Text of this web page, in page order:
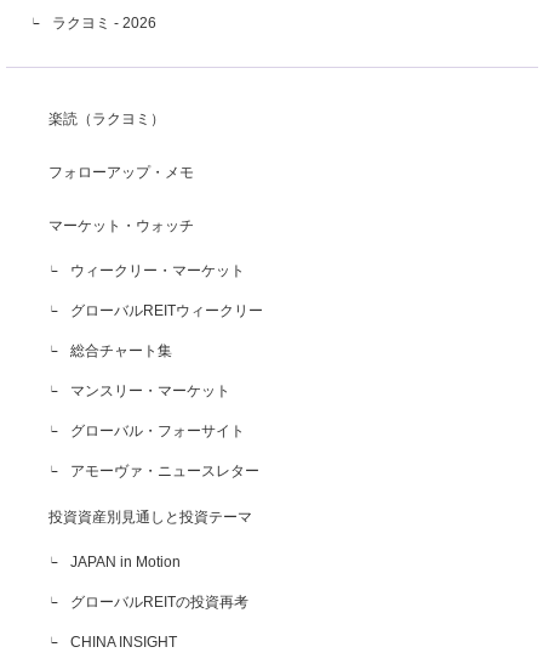
ラクヨミ - 2026
楽読（ラクヨミ）
フォローアップ・メモ
マーケット・ウォッチ
ウィークリー・マーケット
グローバルREITウィークリー
総合チャート集
マンスリー・マーケット
グローバル・フォーサイト
アモーヴァ・ニュースレター
投資資産別見通しと投資テーマ
JAPAN in Motion
グローバルREITの投資再考
CHINA INSIGHT